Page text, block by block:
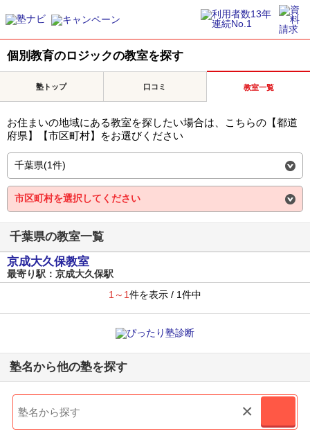
個別教育のロジックの教室を探す
塾トップ 口コミ 教室一覧
お住まいの地域にある教室を探したい場合は、こちらの【都道
府県】【市区町村】をお選びください
千葉県の教室一覧
京成大久保教室
最寄り駅：京成大久保駅
1～1件を表示 / 1件中
塾名から他の塾を探す
×